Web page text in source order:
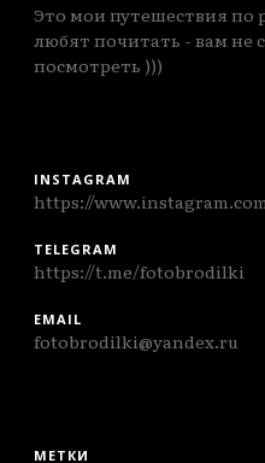
Это мои путешествия по
любят почитать - вам не
посмотреть )))
INSTAGRAM
https://
TELEGRAM
https://t.me/fotobrodilki
EMAIL
fotobrodilki@yandex.ru
МЕТКИ